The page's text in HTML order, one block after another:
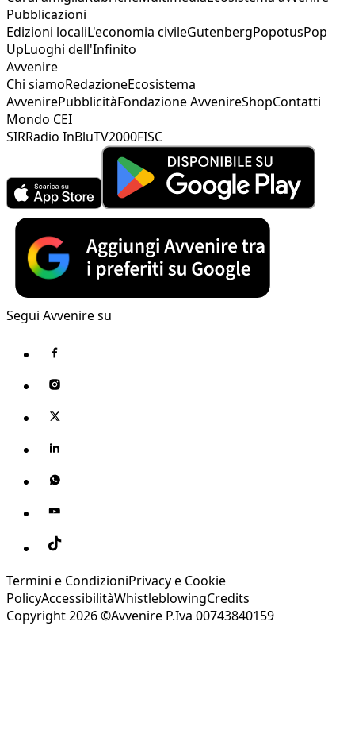
Pubblicazioni
Edizioni localiL'economia civileGutenbergPopotusPop
UpLuoghi dell'Infinito
Avvenire
Chi siamoRedazioneEcosistema
AvvenirePubblicitàFondazione AvvenireShopContatti
Mondo CEI
SIRRadio InBluTV2000FISC
Segui Avvenire su
Termini e CondizioniPrivacy e Cookie
PolicyAccessibilitàWhistleblowingCredits
Copyright 2026 ©Avvenire P.Iva 00743840159